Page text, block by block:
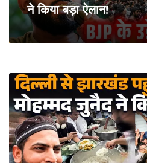
ने किया बड़ा ऐलान!